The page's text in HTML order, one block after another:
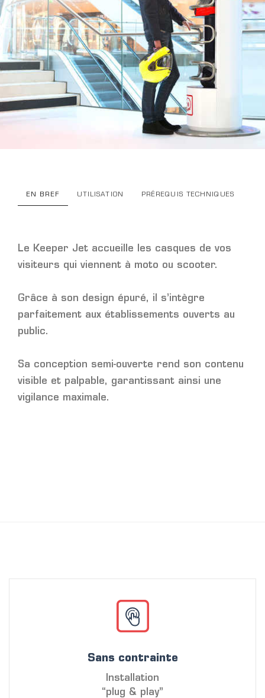
EN BREF UTILISATION PRÉREQUIS TECHNIQUES
Le Keeper Jet accueille les casques de vos
visiteurs qui viennent à moto ou scooter.
Grâce à son design épuré, il s’intègre
parfaitement aux établissements ouverts au
public.
Sa conception semi-ouverte rend son contenu
visible et palpable, garantissant ainsi une
vigilance maximale.
Sans contrainte
Installation
“plug & play”